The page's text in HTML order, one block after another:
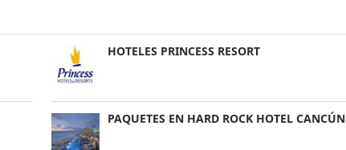
HOTELES PRINCESS RESORT
PAQUETES EN HARD ROCK HOTEL CANCÚN